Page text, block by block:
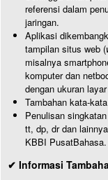
referensi dalam
jaringan.
Aplikasi
tampilan situs web (
misalnya
komputer dan
dengan ukuran
Tambahan kata-
Penulisan
tt, dp, dr dan
KBBI PusatBahasa.
✔ Informasi